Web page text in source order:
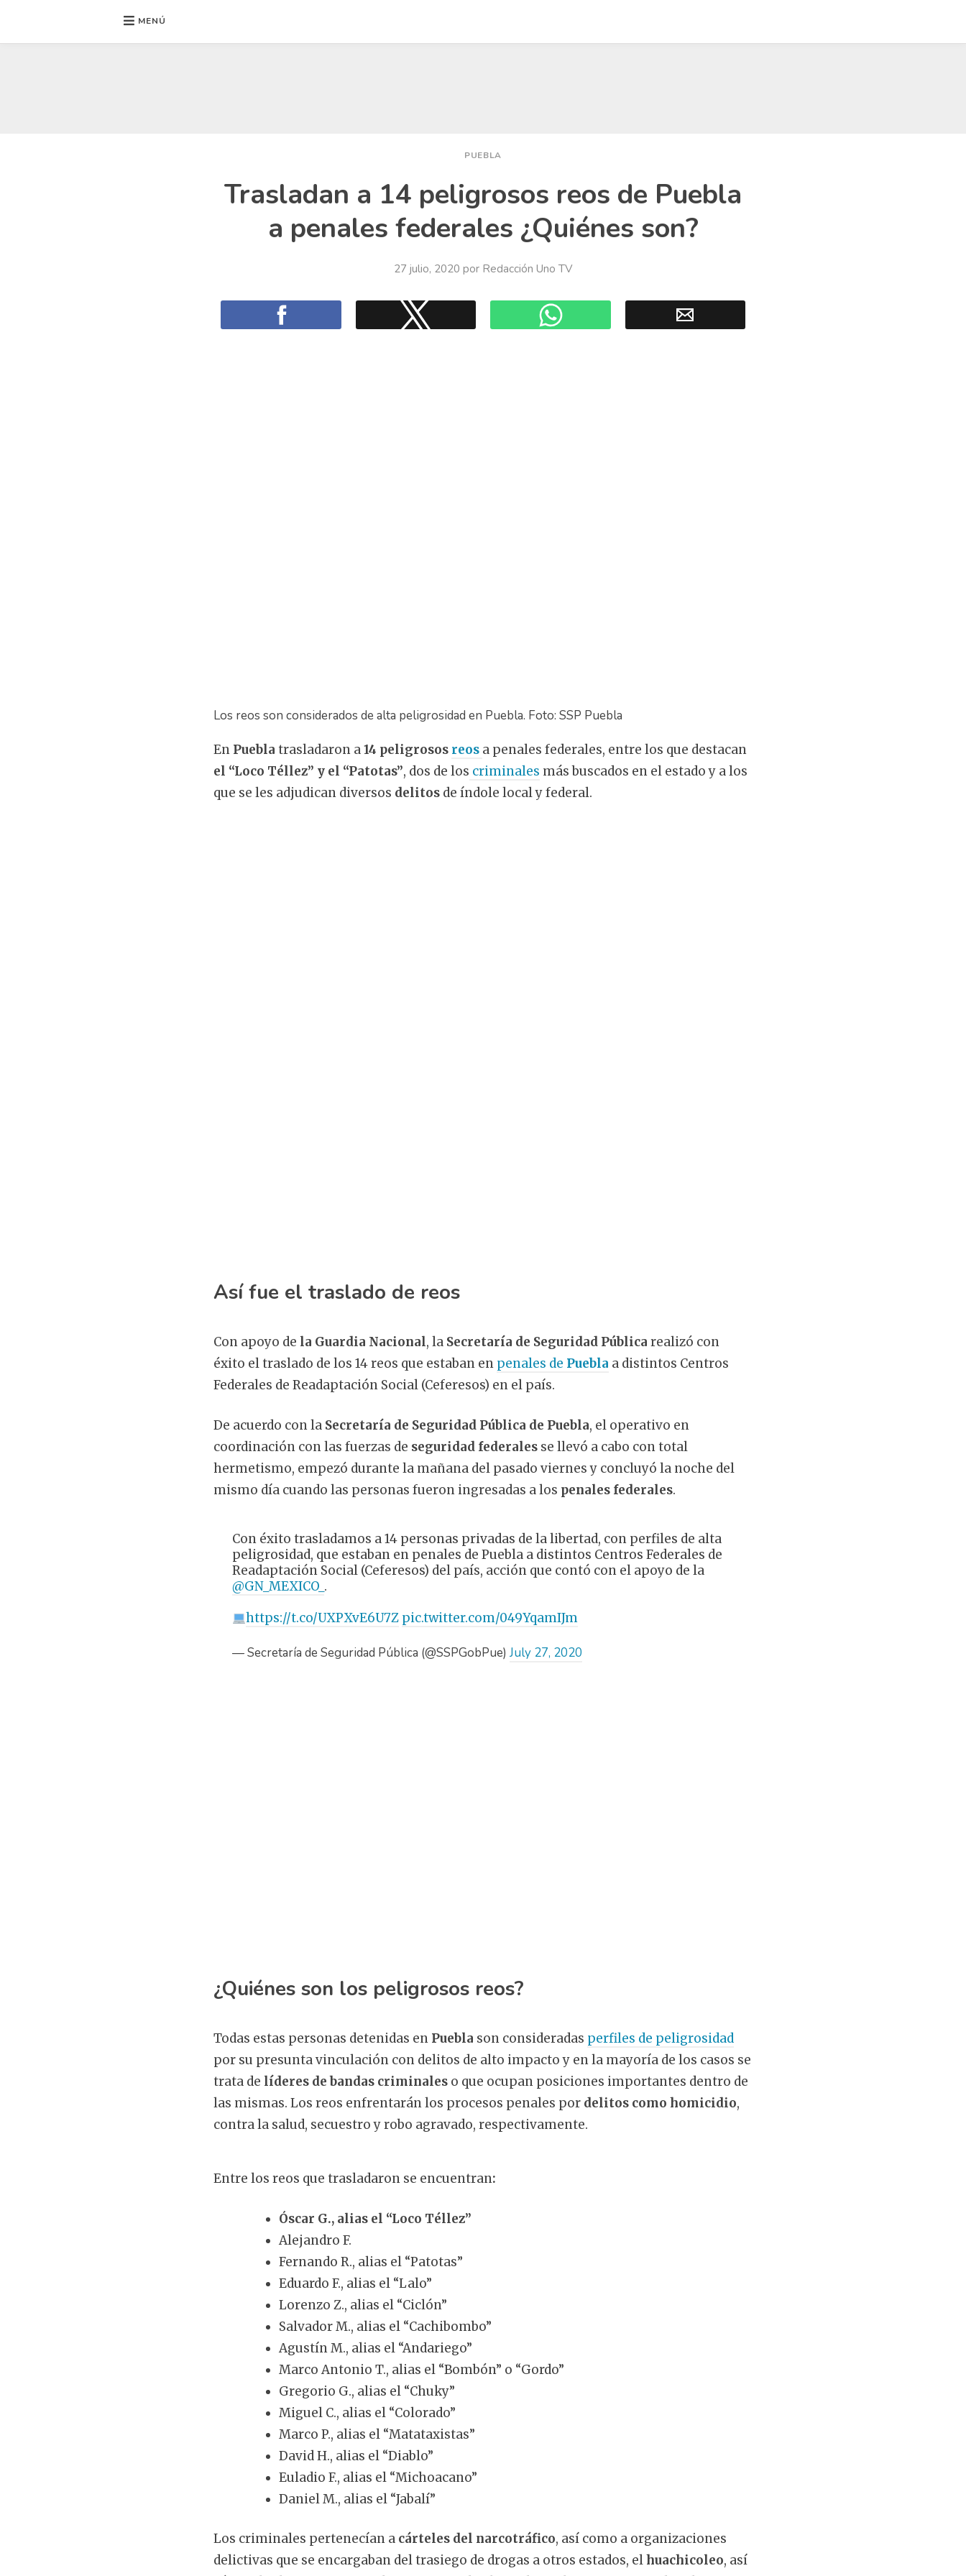
MENÚ
PUEBLA
Trasladan a 14 peligrosos reos de Puebla
a penales federales ¿Quiénes son?
27 julio, 2020 por Redacción Uno TV
Los reos son considerados de alta peligrosidad en Puebla. Foto: SSP Puebla
En Puebla trasladaron a14 peligrosos reos a penales federales, entre los que destacan
el “Loco Téllez” y el “Patotas”, dos de los criminales más buscados en el estado y a los
que se les adjudican diversos delitos de índole local y federal.
Así fue el traslado de reos
Con apoyo de la Guardia Nacional, la Secretaría de Seguridad Pública realizó con
éxito el traslado de los 14 reos que estaban en penales de Puebla a distintos Centros
Federales de Readaptación Social (Ceferesos) en el país.
De acuerdo con la Secretaría de Seguridad Pública de Puebla, el operativo en
coordinación con las fuerzas de seguridad federales se llevó a cabo con total
hermetismo, empezó durante la mañana del pasado viernes y concluyó la noche del
mismo día cuando las personas fueron ingresadas a los penales federales.
Con éxito trasladamos a 14 personas privadas de la libertad, con perfiles de alta
peligrosidad, que estaban en penales de Puebla a distintos Centros Federales de
Readaptación Social (Ceferesos) del país, acción que contó con el apoyo de la
@GN_MEXICO_ .
https://t.co/UXPXvE6U7Z pic.twitter.com/049YqamIJm
— Secretaría de Seguridad Pública (@SSPGobPue) July 27, 2020
¿Quiénes son los peligrosos reos?
Todas estas personas detenidas en Puebla son consideradas perfiles de peligrosidad
por su presunta vinculación con delitos de alto impacto y en la mayoría de los casos se
trata de líderes de bandas criminales o que ocupan posiciones importantes dentro de
las mismas. Los reos enfrentarán los procesos penales por delitos como homicidio,
contra la salud, secuestro y robo agravado, respectivamente.
Entre los reos que trasladaron se encuentran:
Óscar G., alias el “Loco Téllez”
Alejandro F.
Fernando R., alias el “Patotas”
Eduardo F., alias el “Lalo”
Lorenzo Z., alias el “Ciclón”
Salvador M., alias el “Cachibombo”
Agustín M., alias el “Andariego”
Marco Antonio T., alias el “Bombón” o “Gordo”
Gregorio G., alias el “Chuky”
Miguel C., alias el “Colorado”
Marco P., alias el “Matataxistas”
David H., alias el “Diablo”
Euladio F., alias el “Michoacano”
Daniel M., alias el “Jabalí”
Los criminales pertenecían a cárteles del narcotráfico, así como a organizaciones
delictivas que se encargaban del trasiego de drogas a otros estados, elhuachicoleo, así